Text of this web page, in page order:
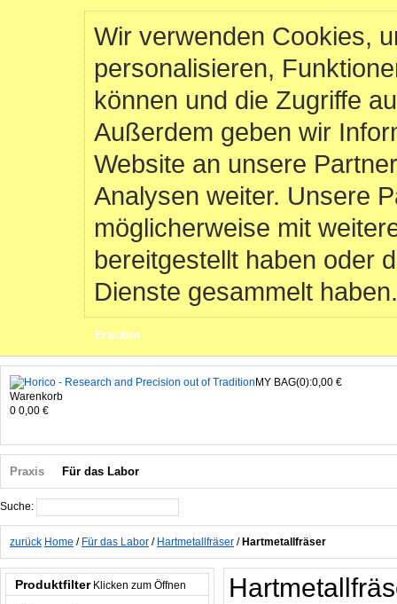
Wir verwenden Cookies,
personalisieren,
können und die Zugriffe
Außerdem geben wir
Website an unsere
Analysen weiter. Unsere
möglicherweise mit
bereitgestellt haben oder
Dienste gesammelt haben.
Erlauben
MY BAG(0):0,00 €
Warenkorb
0 0,00 €
Praxis Für das Labor
Suche:
zurück Home / Für das Labor / Hartmetallfräser / Hartmetallfräser
Produktfilter Klicken zum Öffnen